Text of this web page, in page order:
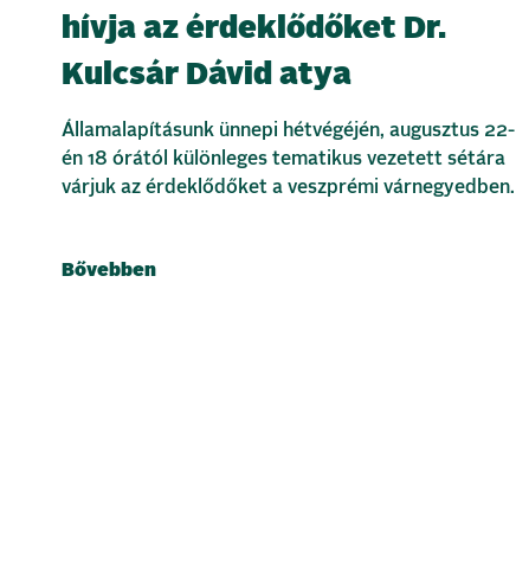
hívja az érdeklődőket Dr.
Kulcsár Dávid atya
Államalapításunk ünnepi hétvégéjén, augusztus 22-
én 18 órától különleges tematikus vezetett sétára
várjuk az érdeklődőket a veszprémi várnegyedben.
Bővebben